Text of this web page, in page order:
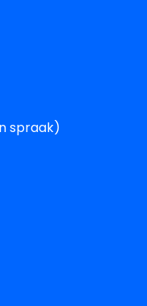
spraak)